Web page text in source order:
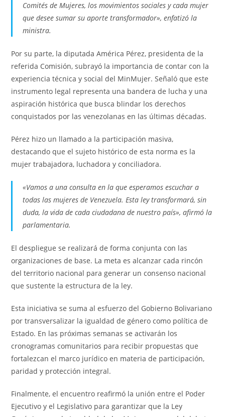
Comités de Mujeres, los movimientos sociales y cada mujer
que desee sumar su aporte transformador», enfatizó la
ministra.
Por su parte, la diputada América Pérez, presidenta de la
referida Comisión, subrayó la importancia de contar con la
experiencia técnica y social del MinMujer. Señaló que este
instrumento legal representa una bandera de lucha y una
aspiración histórica que busca blindar los derechos
conquistados por las venezolanas en las últimas décadas.
Pérez hizo un llamado a la participación masiva,
destacando que el sujeto histórico de esta norma es la
mujer trabajadora, luchadora y conciliadora.
«Vamos a una consulta en la que esperamos escuchar a
todas las mujeres de Venezuela. Esta ley transformará, sin
duda, la vida de cada ciudadana de nuestro país», afirmó la
parlamentaria.
El despliegue se realizará de forma conjunta con las
organizaciones de base. La meta es alcanzar cada rincón
del territorio nacional para generar un consenso nacional
que sustente la estructura de la ley.
Esta iniciativa se suma al esfuerzo del Gobierno Bolivariano
por transversalizar la igualdad de género como política de
Estado. En las próximas semanas se activarán los
cronogramas comunitarios para recibir propuestas que
fortalezcan el marco jurídico en materia de participación,
paridad y protección integral.
Finalmente, el encuentro reafirmó la unión entre el Poder
Ejecutivo y el Legislativo para garantizar que la Ley